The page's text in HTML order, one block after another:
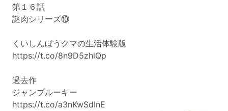
第１６話
謎肉シリーズ⑩
くいしんぼうクマの生活体験版
https://t.co/8n9D5zhlQp
過去作
ジャンプルーキー
https://t.co/a3nKwSdInE